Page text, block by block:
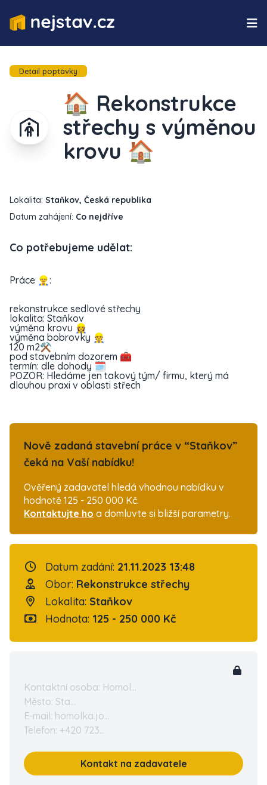
Detail poptávky
🏠 Rekonstrukce
střechy s výměnou
krovu 🏠
Lokalita: Staňkov, Česká republika
Datum zahájení: Co nejdříve
Co potřebujeme udělat:
Práce 👷‍♂️:
rekonstrukce sedlové střechy
lokalita: Staňkov
výměna krovu 👷‍♀️
výměna bobrovky 👷
120 m2⚒
pod stavebním dozorem 🧰
termín: dle dohody 🗓
POZOR: Hledáme jen takový tým/ firmu, který má
dlouhou praxi v oblasti střech
Nově zadaná stavební práce v “Staňkov”
čeká na Vaší nabídku!
Ověřený zadavatel hledá vhodnou nabídku v
hodnotě 125 - 250 000 Kč.
Kontaktujte ho a domluvte si bližší parametry.
Datum zadání: 21.11.2023 13:48
Obor: Rekonstrukce střechy
Lokalita: Staňkov
Hodnota: 125 - 250 000 Kč
Kontaktní osoba: Homol...
Město: Sta...
E-mail: homolka.jo...
Telefon: +420 723...
Kontakt na zadavatele